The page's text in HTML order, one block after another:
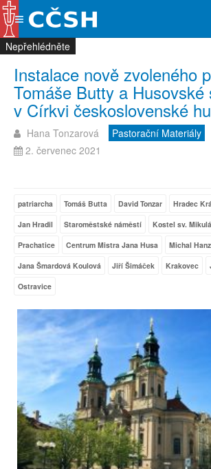
Instalace nově zvoleného
Tomáše Butty a Husovské
v Církvi československé
Hana Tonzarová
Pastorační Materiály
2. červenec 2021
patriarcha Tomáš Butta David Tonzar Hradec
Jan Hradil
Staroměstské náměstí Kostel sv.
Prachatice
Centrum Mistra Jana Husa Michal
Jana Šmardová Koulová
Jiří Šimáček Krakovec
Ostravice
Nepřehlédněte
Nepřehlédněte
Nepřehlédněte
Nepřehlédněte